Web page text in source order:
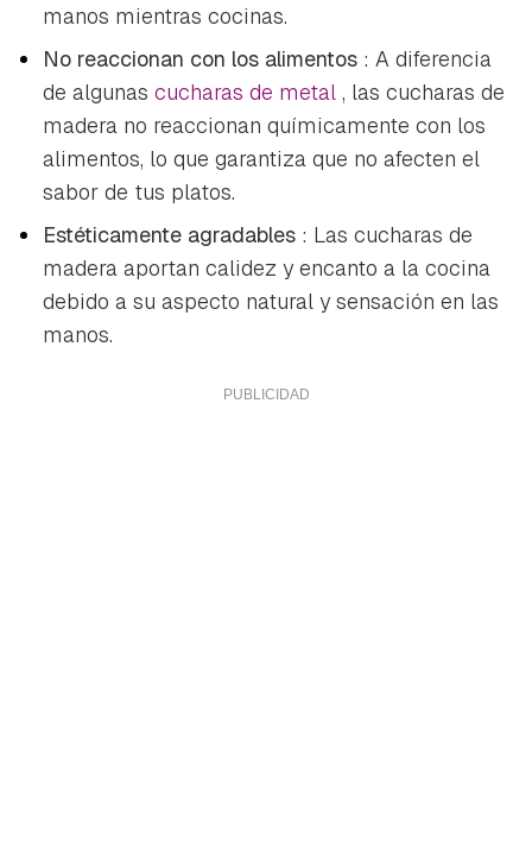
manos mientras cocinas.
No reaccionan con los alimentos : A diferencia
de algunas cucharas de metal , las cucharas de
madera no reaccionan químicamente con los
alimentos, lo que garantiza que no afecten el
sabor de tus platos.
Estéticamente agradables : Las cucharas de
madera aportan calidez y encanto a la cocina
debido a su aspecto natural y sensación en las
manos.